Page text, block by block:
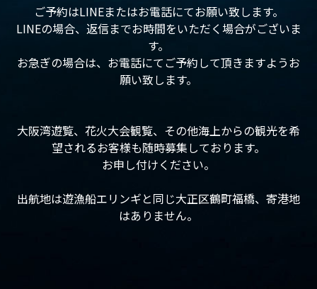
ご予約はLINEまたはお電話にてお願い致します。
LINEの場合、返信までお時間をいただく場合がございま
す。
お急ぎの場合は、お電話にてご予約して頂きますようお
願い致します。
大阪湾遊覧、花火大会観覧、その他海上からの観光を希
望されるお客様も随時募集しております。
お申し付けください。
出航地は遊漁船エリンギと同じ大正区鶴町福橋、寄港地
はありません。